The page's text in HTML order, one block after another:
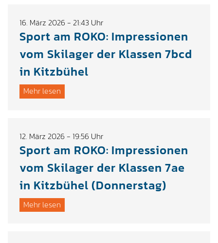
16. März 2026 - 21:43 Uhr
Sport am ROKO: Impressionen
vom Skilager der Klassen 7bcd
in Kitzbühel
Mehr lesen
12. März 2026 - 19:56 Uhr
Sport am ROKO: Impressionen
vom Skilager der Klassen 7ae
in Kitzbühel (Donnerstag)
Mehr lesen